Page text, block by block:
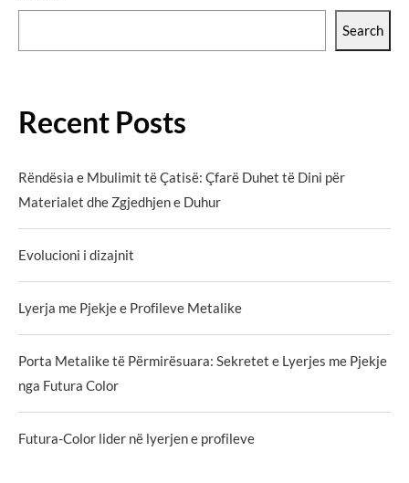
Search
Recent Posts
Rëndësia e Mbulimit të Çatisë: Çfarë Duhet të Dini për
Materialet dhe Zgjedhjen e Duhur
Evolucioni i dizajnit
Lyerja me Pjekje e Profileve Metalike
Porta Metalike të Përmirësuara: Sekretet e Lyerjes me Pjekje
nga Futura Color
Futura-Color lider në lyerjen e profileve